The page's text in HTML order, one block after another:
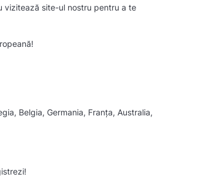
vizitează site-ul nostru pentru a te
Belgia, Germania, Franța, Australia,